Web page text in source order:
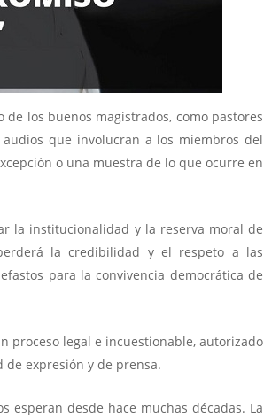
los buenos magistrados, como pastores
que involucran a los miembros del
o una muestra de lo que ocurre en
la institucionalidad y la reserva moral de
la credibilidad y el respeto a las
para la convivencia democrática de
proceso legal e incuestionable, autorizado
expresión y de prensa.
esperan desde hace muchas décadas. La